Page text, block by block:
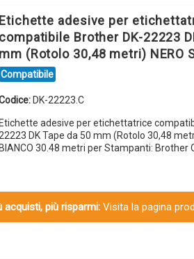
Etichette adesive per
compatibile Brother DK-22223
mm (Rotolo 30,48 metri) NERO
Compatibile
DK-22223.C
Etichette adesive per etichettatrice
DK Tape da 50 mm (Rotolo 30,48
BIANCO 30.48 metri per Stampanti: Brother
acquisti, più risparmi:Visita la pagina